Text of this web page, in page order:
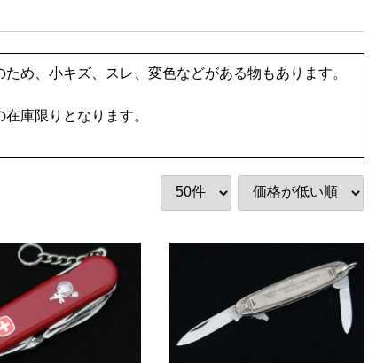
め、小キズ、スレ、変色などがある物もあります。
庫限りとなります。